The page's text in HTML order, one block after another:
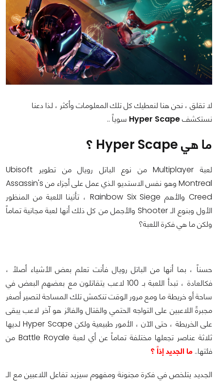
لا تقلق ، نحن هنا لنعطيك كل تلك المعلومات وأكثر ، لذا دعنا
نستكشفHyper Scape سوياً ..
ما هي Hyper Scape ؟
لعبة Multiplayer من نوع الباتل رويال من تطوير Ubisoft
Montreal وهو نفس الاستديو الذي عمل على أجزاء من Assassin's
Creed والأهم Rainbow Six Siege ، تأتينا اللعبة من المنظور
الأول وبنوع الـ Shooter والأجمل من كل ذلك أنها لعبة مجانية تماماً
ولكن ما هي فكرة اللعبة؟
حسناً ، بما أنها من الباتل رويال فأنت تعلم بعض الأشياء أصلاً ،
فكالعادة ، تبدأ اللعبة بـ 100 لاعب يتقاتلون مع بعضهم البعض في
ساحة أو خريطة ما ومع مرور الوقت تنكمش تلك المساحة لتصير أصغر
مجبرةً اللاعبين على التواجه الحتمي والقتال والفائز هو آخر لاعب يبقى
على الخريطة ، حتى الآن ، الأمور طبيعية ولكن Hyper Scape لديها
ثلاثة عناصر تجعلها مختلفة تماماً عن أي لعبة Battle Royale من
فئتها.. ما الجديد إذاً ؟
الجديد يتلخص في فكرة مجنونة ومفهوم سيزيد تفاعل اللاعبين مع الـ